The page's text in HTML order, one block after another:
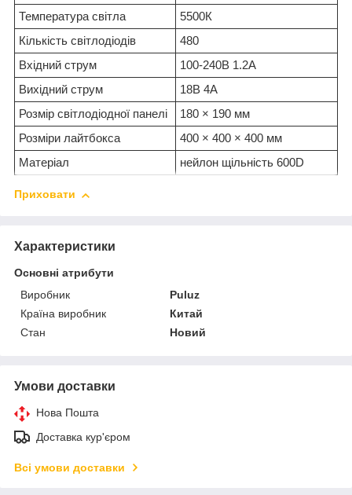
Температура світла
5500К
Кількість світлодіодів
480
Вхідний струм
100-240В 1.2А
Вихідний струм
18В 4А
Розмір світлодіодної панелі
180 × 190 мм
Розміри лайтбокса
400 × 400 × 400 мм
Матеріал
нейлон щільність 600D
Приховати
Характеристики
Основні атрибути
Виробник
Puluz
Країна виробник
Китай
Стан
Новий
Умови доставки
Нова Пошта
Доставка кур'єром
Всі умови доставки